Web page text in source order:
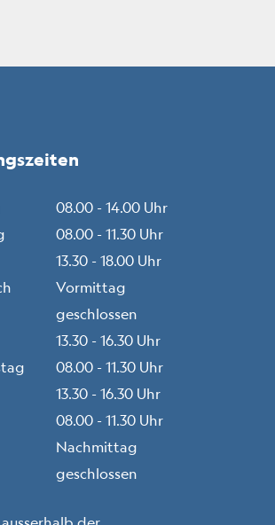
08.00 - 14.00 Uhr
08.00 - 11.30 Uhr
13.30 - 18.00 Uhr
Vormittag
geschlossen
13.30 - 16.30 Uhr
08.00 - 11.30 Uhr
13.30 - 16.30 Uhr
08.00 - 11.30 Uhr
Nachmittag
geschlossen